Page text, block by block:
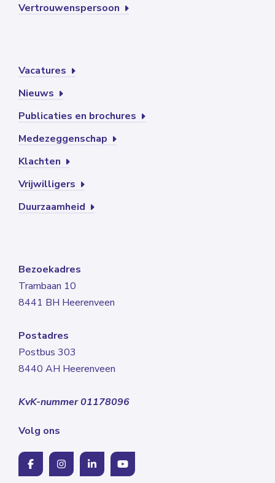
Vertrouwenspersoon
Vacatures
Nieuws
Publicaties en brochures
Medezeggenschap
Klachten
Vrijwilligers
Duurzaamheid
Bezoekadres
Trambaan 10
8441 BH Heerenveen
Postadres
Postbus 303
8440 AH Heerenveen
KvK-nummer 01178096
Volg ons